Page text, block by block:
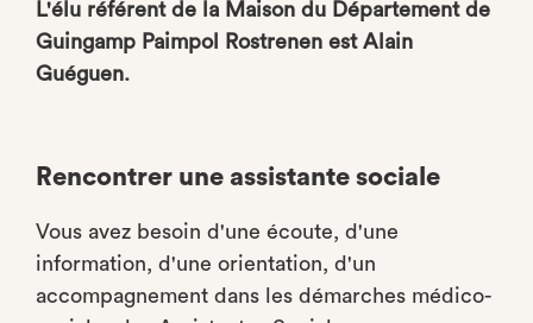
L'élu référent de la Maison du Département de
Guingamp Paimpol Rostrenen est Alain
Guéguen.
Rencontrer une assistante sociale
Vous avez besoin d'une écoute, d'une
information, d'une orientation, d'un
accompagnement dans les démarches médico-